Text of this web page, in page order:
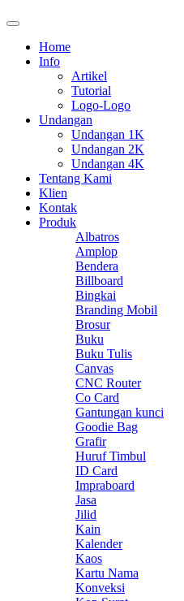
Home
Info
Artikel
Tutorial
Logo-Logo
Undangan
Undangan 1K
Undangan 2K
Undangan 4K
Tentang Kami
Klien
Kontak
Produk
Albatros
Amplop
Bendera
Billboard
Bingkai
Branding Mobil
Brosur
Buku
Buku Tulis
Canvas
CNC Router
Co Card
Gantungan kunci
Goodie Bag
Grafir
Huruf Timbul
ID Card
Impraboard
Jasa
Jilid
Kain
Kalender
Kaos
Kartu Nama
Konveksi